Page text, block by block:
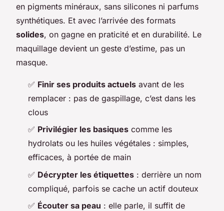
en pigments minéraux, sans silicones ni parfums
synthétiques. Et avec l’arrivée des formats
solides, on gagne en praticité et en durabilité. Le
maquillage devient un geste d’estime, pas un
masque.
✅ Finir ses produits actuels avant de les
remplacer : pas de gaspillage, c’est dans les
clous
✅ Privilégier les basiques comme les
hydrolats ou les huiles végétales : simples,
efficaces, à portée de main
✅ Décrypter les étiquettes : derrière un nom
compliqué, parfois se cache un actif douteux
✅ Écouter sa peau : elle parle, il suffit de